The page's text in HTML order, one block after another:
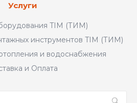
Услуги
TIM (ТИМ)
инструментов TIM (ТИМ)
и водоснабжения
и Оплата